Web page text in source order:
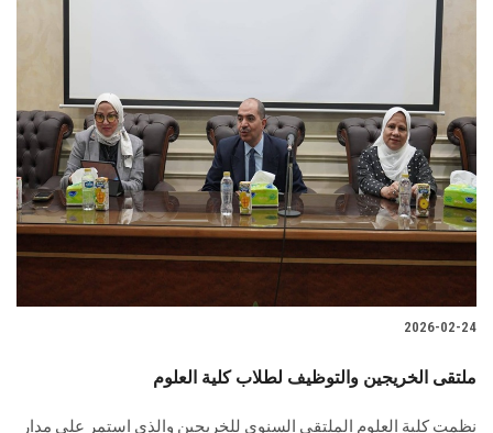
2026-02-24
ملتقى الخريجين والتوظيف لطلاب كلية العلوم
نظمت كلية العلوم الملتقى السنوي للخريجين والذي استمر على مدار